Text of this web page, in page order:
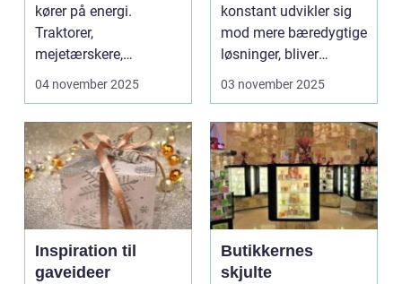
kører på energi.
Traktorer,
mejetærskere,
transport, tø...
04 november 2025
konstant udvikler sig
mod mere bæredygtige
løsninger, bliver
produkter...
03 november 2025
Inspiration til
gaveideer
Butikkernes
skjulte